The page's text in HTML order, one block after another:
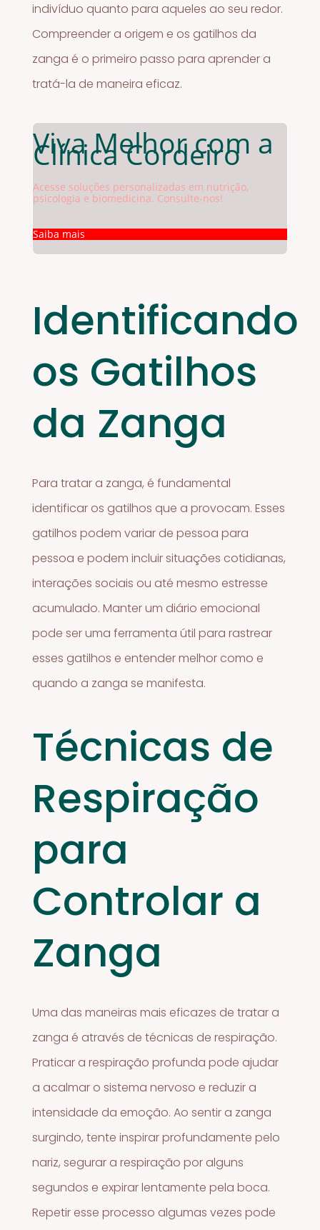
indivíduo quanto para aqueles ao seu redor.
Compreender a origem e os gatilhos da
zanga é o primeiro passo para aprender a
tratá-la de maneira eficaz.
Viva Melhor com a
Clínica Cordeiro
Acesse soluções personalizadas em nutrição,
psicologia e biomedicina. Consulte-nos!
Saiba mais
Identificando
os Gatilhos
da Zanga
Para tratar a zanga, é fundamental
identificar os gatilhos que a provocam. Esses
gatilhos podem variar de pessoa para
pessoa e podem incluir situações cotidianas,
interações sociais ou até mesmo estresse
acumulado. Manter um diário emocional
pode ser uma ferramenta útil para rastrear
esses gatilhos e entender melhor como e
quando a zanga se manifesta.
Técnicas de
Respiração
para
Controlar a
Zanga
Uma das maneiras mais eficazes de tratar a
zanga é através de técnicas de respiração.
Praticar a respiração profunda pode ajudar
a acalmar o sistema nervoso e reduzir a
intensidade da emoção. Ao sentir a zanga
surgindo, tente inspirar profundamente pelo
nariz, segurar a respiração por alguns
segundos e expirar lentamente pela boca.
Repetir esse processo algumas vezes pode